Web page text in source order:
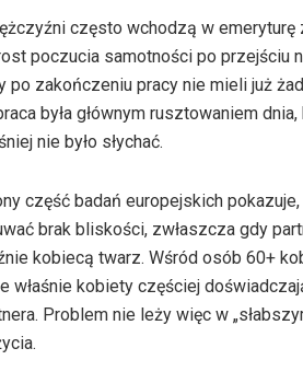
często wchodzą w emeryturę
poczucia samotności po przejściu
zakończeniu pracy nie mieli już
była głównym rusztowaniem
nie było słychać.
część badań europejskich
brak bliskości, zwłaszcza gdy
kobiecą twarz. Wśród osób 60+
właśnie kobiety częściej
Problem nie leży więc w